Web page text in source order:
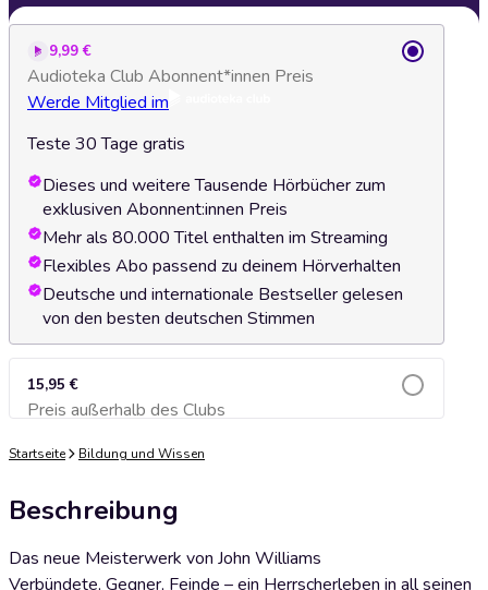
9,99 €
Audioteka Club Abonnent*innen Preis
Werde Mitglied im
Teste 30 Tage gratis
Dieses und weitere Tausende Hörbücher zum
exklusiven Abonnent:innen Preis
Mehr als 80.000 Titel enthalten im Streaming
Flexibles Abo passend zu deinem Hörverhalten
Deutsche und internationale Bestseller gelesen
von den besten deutschen Stimmen
15,95 €
Preis außerhalb des ClubsZum Warenkorb hinzufügen
Startseite Bildung und Wissen
Beschreibung
Das neue Meisterwerk von John Williams
Verbündete, Gegner, Feinde – ein Herrscherleben in all seinen